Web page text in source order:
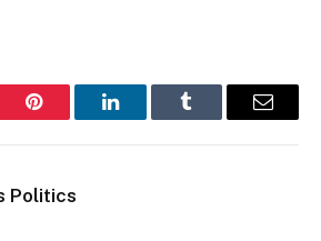
Pinterest LinkedInTumblr Email
Politics